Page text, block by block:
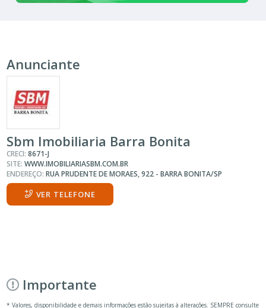
Anunciante
Sbm Imobiliaria Barra Bonita
CRECI:8671-J
SITE:WWW.IMOBILIARIASBM.COM.BR
ENDEREÇO:RUA PRUDENTE DE MORAES, 922 - BARRA BONITA/SP
VER TELEFONE
Importante
* Valores, disponibilidade e demais informações estão sujeitas à alterações. SEMPRE consulte